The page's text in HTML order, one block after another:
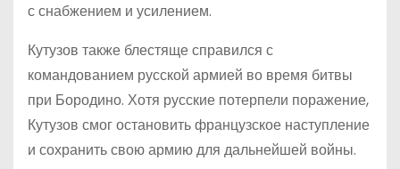
с снабжением и усилением.
Кутузов также блестяще справился с
командованием русской армией во время битвы
при Бородино. Хотя русские потерпели поражение,
Кутузов смог остановить французское наступление
и сохранить свою армию для дальнейшей войны.